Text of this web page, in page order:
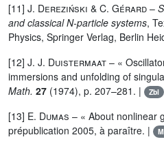
[11] J. Dereziński & C. Gérard –
and classical N-particle systems,
Physics, Springer Verlag, Berlin
[12] J. J. Duistermaat – «
immersions and unfolding of
Math. 27 (1974), p. 207–281. | Zbl
[13] E. Dumas – « About nonlinear
prépublication 2005, à paraître. |